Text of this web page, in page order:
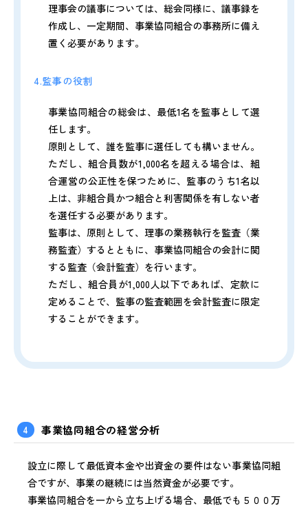
理事会の議事については、総会同様に、議事録を
作成し、一定期間、事業協同組合の事務所に備え
置く必要があります。
4.監事の役割
事業協同組合の総会は、最低1名を監事として選
任します。
原則として、誰を監事に選任しても構いません。
ただし、組合員数が1,000名を超える場合は、組
合運営の公正性を保つために、監事のうち1名以
上は、非組合員かつ組合と利害関係を有しない者
を選任する必要があります。
監事は、原則として、理事の業務執行を監査（業
務監査）するとともに、事業協同組合の会計に関
する監査（会計監査）を行います。
ただし、組合員が1,000人以下であれば、定款に
定めることで、監事の監査範囲を会計監査に限定
することができます。
4 事業協同組合の経営分析
設立に際して最低資本金や出資金の要件はない事業協同組
合ですが、事業の継続には当然資金が必要です。
事業協同組合を一から立ち上げる場合、最低でも５００万